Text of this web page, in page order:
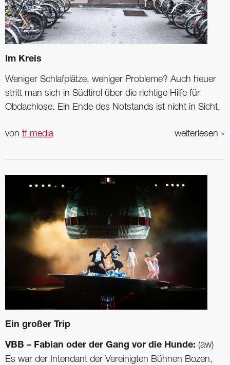
Im Kreis
Weniger Schlafplätze, weniger Probleme? Auch heuer
stritt man sich in Südtirol über die richtige Hilfe für
Obdachlose. Ein Ende des Notstands ist nicht in Sicht.
weiterlesen »
von ff media
Ein großer Trip
VBB – Fabian oder der Gang vor die Hunde: (aw)
Es war der Intendant der Vereinigten Bühnen Bozen,